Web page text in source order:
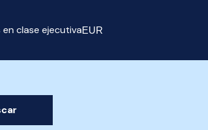
en clase ejecutivaEUR